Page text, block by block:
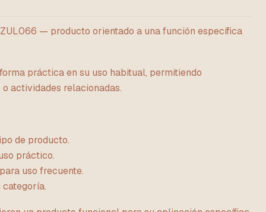
— producto orientado a una función específica
práctica en su uso habitual, permitiendo
actividades relacionadas.
de producto.
práctico.
uso frecuente.